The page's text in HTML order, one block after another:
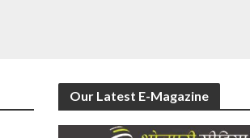
Our Latest E-Magazine